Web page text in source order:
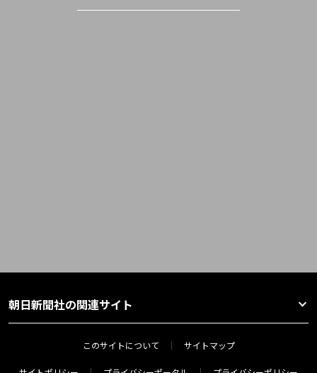
朝日新聞社の関連サイト
このサイトについて サイトマップ